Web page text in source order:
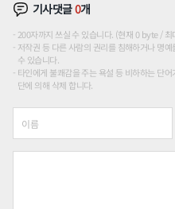
기사댓글0개
200자까지 쓰실 수 있습니다. (현재 0 byte /
저작권 등 다른 사람의 권리를 침해하거나 명
수 있습니다.
타인에게 불쾌감을 주는 욕설 등 비하하는 단
단에 의해 삭제 합니다.